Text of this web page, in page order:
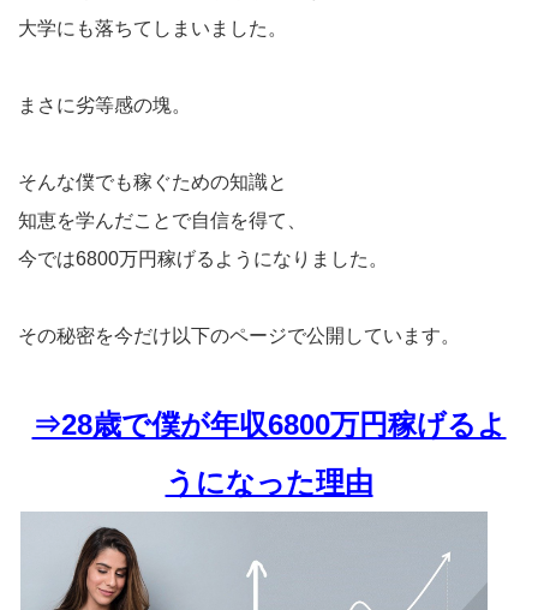
大学にも落ちてしまいました。
まさに劣等感の塊。
そんな僕でも稼ぐための知識と
知恵を学んだことで自信を得て、
今では6800万円稼げるようになりました。
その秘密を今だけ以下のページで公開しています。
⇒28歳で僕が年収6800万円稼げるよ
うになった理由